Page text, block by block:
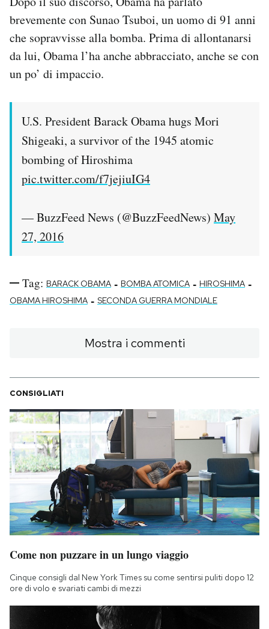
brevemente con Sunao Tsuboi, un uomo di 91 anni
che sopravvisse alla bomba. Prima di allontanarsi
da lui, Obama l’ha anche abbracciato, anche se con
un po’ di impaccio.
U.S. President Barack Obama hugs Mori
Shigeaki, a survivor of the 1945 atomic
bombing of Hiroshima
pic.twitter.com/f7jejiuIG4
— BuzzFeed News (@BuzzFeedNews) May
27, 2016
Tag: BARACK OBAMA - BOMBA ATOMICA - HIROSHIMA -
OBAMA HIROSHIMA - SECONDA GUERRA MONDIALE
Mostra i commenti
CONSIGLIATI
Come non puzzare in un lungo viaggio
Cinque consigli dal New York Times su come sentirsi puliti dopo 12
ore di volo e svariati cambi di mezzi